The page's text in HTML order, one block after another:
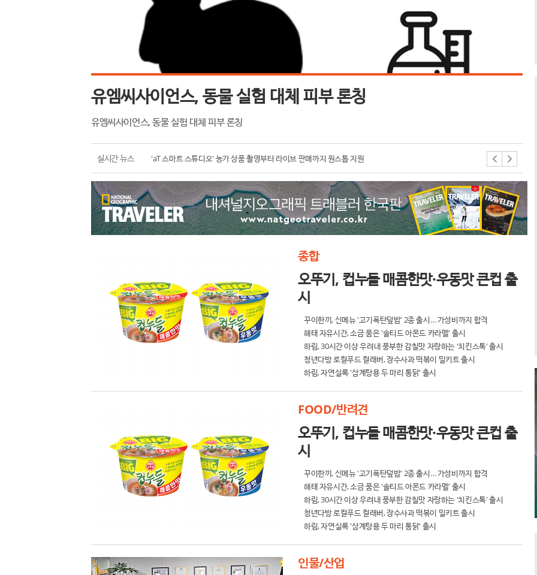
유엠씨사이언스, 동물 실험 대체 피부 론칭
유엠씨사이언스, 동물 실험 대체 피부 론칭
실시간 뉴스
한국농수산식품유통공사, K-푸드 수출 확대 및 K-컬처 확산 협력방안 논의
'aT 스마트 스튜디오' 농가 상품 촬영부터 라이브 판매까지 원스톱 지원
종합
오뚜기, 컵누들 매콤한맛·우동맛 큰컵 출
시
꾸이한끼, 신메뉴 '고기폭탄덮밥' 2종 출시… 가성비까지 합격
해태 자유시간, 소금 품은 '솔티드 아몬드 카라멜' 출시
하림, 30시간 이상 우려내 풍부한 감칠맛 자랑하는 '치킨스톡' 출시
청년다방 로컬푸드 컬래버, 장수사과 떡볶이 밀키트 출시
하림, 자연실록 '삼계탕용 두 마리 통닭' 출시
FOOD/반려견
오뚜기, 컵누들 매콤한맛·우동맛 큰컵 출
시
꾸이한끼, 신메뉴 '고기폭탄덮밥' 2종 출시… 가성비까지 합격
해태 자유시간, 소금 품은 '솔티드 아몬드 카라멜' 출시
하림, 30시간 이상 우려내 풍부한 감칠맛 자랑하는 '치킨스톡' 출시
청년다방 로컬푸드 컬래버, 장수사과 떡볶이 밀키트 출시
하림, 자연실록 '삼계탕용 두 마리 통닭' 출시
인물/산업